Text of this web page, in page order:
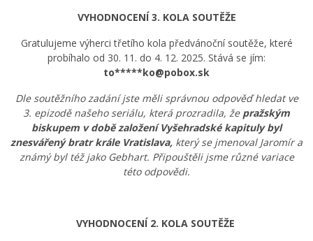
VYHODNOCENÍ 3. KOLA SOUTĚŽE
Gratulujeme výherci třetího kola předvánoční soutěže, které
probíhalo od 30. 11. do 4. 12. 2025. Stává se jím:
to*****ko@pobox.sk
Dle soutěžního zadání jste měli správnou odpověď hledat ve
3. epizodě našeho seriálu, která prozradila, že pražským
biskupem v době založení Vyšehradské kapituly byl
znesvářený bratr krále Vratislava, který se jmenoval Jaromír a
známý byl též jako Gebhart. Připouštěli jsme různé variace
této odpovědi.
VYHODNOCENÍ 2. KOLA SOUTĚŽE